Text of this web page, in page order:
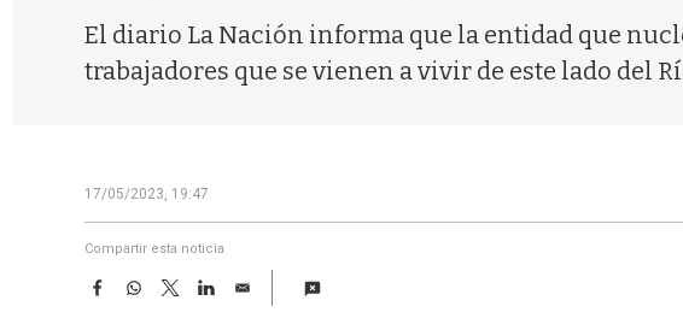
El diario La Nación informa que la entidad que
trabajadores que se vienen a vivir de este lado del
17/05/2023, 19:47
Compartir esta noticia
F
W
T
w
L
E